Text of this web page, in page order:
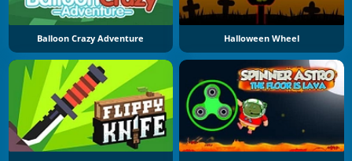
Balloon Crazy Adventure Halloween Wheel